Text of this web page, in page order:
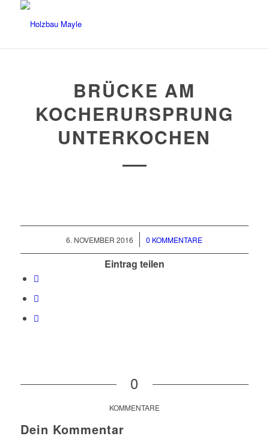
BRÜCKE AM
KOCHERURSPRUNG
UNTERKOCHEN
6. NOVEMBER 2016
/ 0 KOMMENTARE
Eintrag teilen
0
KOMMENTARE
Dein Kommentar